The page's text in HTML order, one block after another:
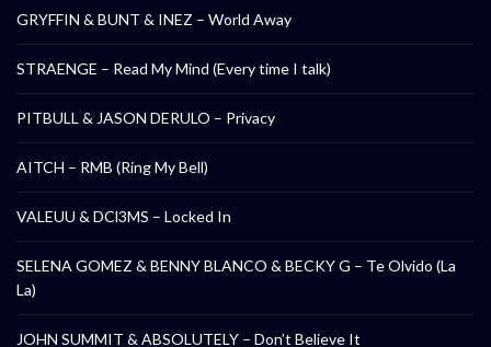
GRYFFIN & BUNT & INEZ – World Away
STRAENGE – Read My Mind (Every time I talk)
PITBULL & JASON DERULO – Privacy
AITCH – RMB (Ring My Bell)
VALEUU & DCl3MS – Locked In
SELENA GOMEZ & BENNY BLANCO & BECKY G – Te Olvido (La
La)
JOHN SUMMIT & ABSOLUTELY – Don’t Believe It